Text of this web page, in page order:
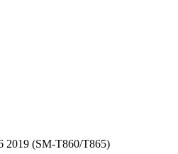
2019 (SM-T860/T865)